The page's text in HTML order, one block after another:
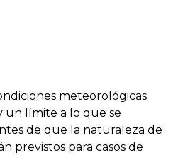
meteorológicas
un límite a lo que se
de que la naturaleza de
previstos para casos de